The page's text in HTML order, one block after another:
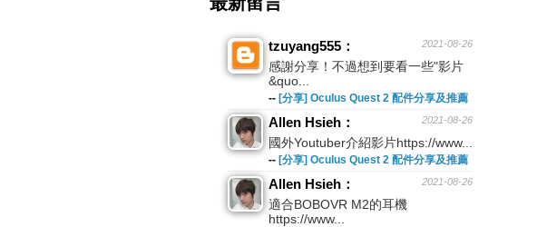
2021-08-26
tzuyang555：
感謝分享！不過想到要看一些"影片
&quo...
-- [分享] Oculus Quest 2 配件分享及推薦
2021-08-26
Allen Hsieh：
國外Youtuber介紹影片https://www...
-- [分享] Oculus Quest 2 配件分享及推薦
2021-08-26
Allen Hsieh：
適合BOBOVR M2的耳機
https://www...